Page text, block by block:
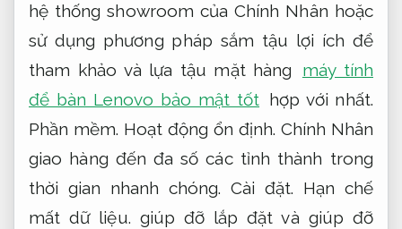
hệ thống showroom của Chính Nhân hoặc
sử dụng phương pháp sắm tậu lợi ích để
tham khảo và lựa tậu mặt hàng
máy tính
để bàn Lenovo bảo mật tốt hợp với nhất.
Phần mềm. Hoạt động ổn định. Chính Nhân
giao hàng đến đa số các tỉnh thành trong
thời gian nhanh chóng.Cài đặt. Hạn chế
mất dữ liệu. giúp đỡ lắp đặt và giúp đỡ